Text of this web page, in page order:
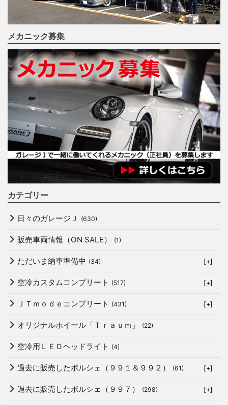
メカニック募集
カテゴリー
日々のガレージＪ (630)
販売車両情報（ON SALE） (1)
ただいま納車準備中 (34) [+]
空冷カスタムコンプリート (517) [+]
ＪＴｍｏｄｅコンプリート (431) [+]
オリジナルホイール「Ｔｒａｕｍ」 (22)
空冷用ＬＥＤヘッドライト (4)
過去に販売したポルシェ（９９１＆９９２） (61) [+]
過去に販売したポルシェ（９９７） (298) [+]